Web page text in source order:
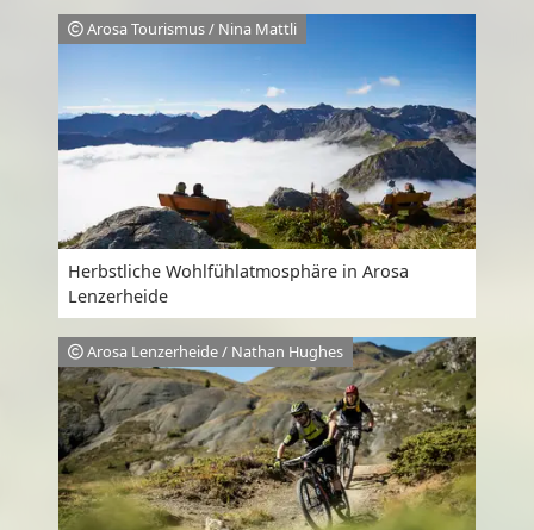
Arosa Tourismus / Nina Mattli
Herbstliche Wohlfühlatmosphäre in Arosa
Lenzerheide
Arosa Lenzerheide / Nathan Hughes